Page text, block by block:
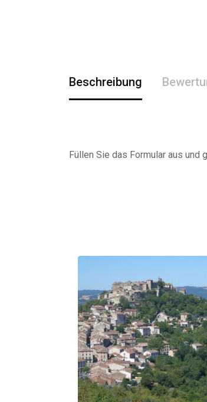
Beschreibung
Füllen Sie das Formular aus und